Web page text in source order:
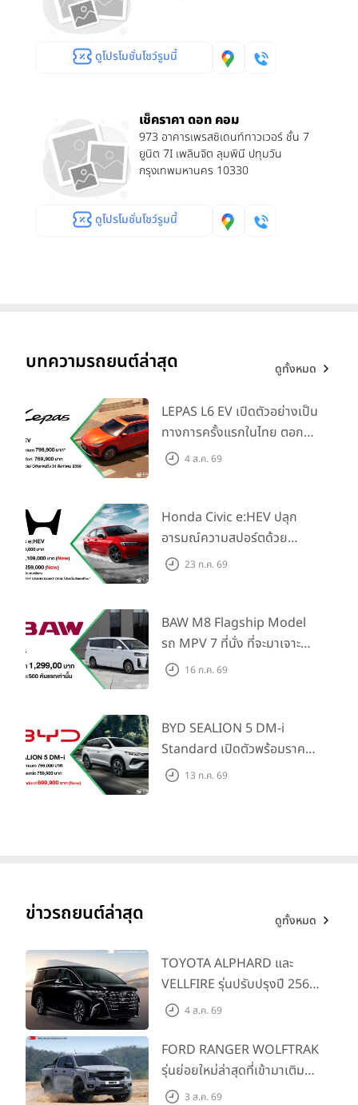
ดูโปรโมชั่นโชว์รูมนี้
เช็คราคา ดอท คอม
973 อาคารเพรสซิเดนท์ทาวเวอร์ ชั้น 7
ยูนิต 7I เพลินจิต ลุมพินี ปทุมวัน
กรุงเทพมหานคร 10330
ดูโปรโมชั่นโชว์รูมนี้
บทความรถยนต์ล่าสุด ดูทั้งหมด
LEPAS L6 EV เปิดตัวอย่างเป็น
ทางการครั้งแรกในไทย ตอกย้ำ
วิสัยทัศน์ “Drive Your
4 ส.ค. 69
Honda Civic e:HEV ปลุก
อารมณ์ความสปอร์ตด้วย
Honda S+ Shift ครั้งแรกใน
Traffic Monitor เพียงจอง
ภายใน 31 ก.ค. 2569 รับบัตร
น้ำมันมูลค่า 10,000 บาท
23 ก.ค. 69
BAW M8 Flagship Model
รถ MPV 7 ที่นั่ง ที่จะมาเจาะ
ตลาดครอบครัวและองค์กรยุค
แรก)
16 ก.ค. 69
BYD SEALION 5 DM-i
Standard เปิดตัวพร้อมราคา
คาดการณ์ 699,900 บาท รุ่น
13 ก.ค. 69
ข่าวรถยนต์ล่าสุด ดูทั้งหมด
TOYOTA ALPHARD และ
VELLFIRE รุ่นปรับปรุงปี 2569
พร้อมรุ่นย่อยใหม่ HEV
4 ส.ค. 69
FORD RANGER WOLFTRAK
รุ่นย่อยใหม่ล่าสุดที่เข้ามาเติม
เต็มไลน์อัป พร้อมตอบโจทย์ทุก
3 ส.ค. 69